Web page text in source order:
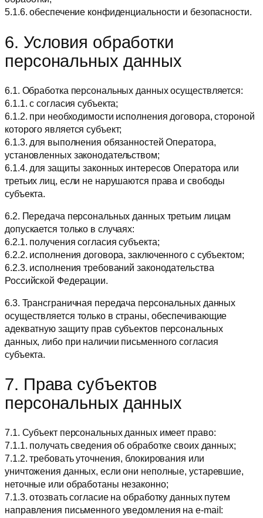
5.1.6. обеспечение конфиденциальности и безопасности.
6. Условия обработки
персональных данных
6.1. Обработка персональных данных осуществляется:
6.1.1. с согласия субъекта;
6.1.2. при необходимости исполнения договора, стороной
которого является субъект;
6.1.3. для выполнения обязанностей Оператора,
установленных законодательством;
6.1.4. для защиты законных интересов Оператора или
третьих лиц, если не нарушаются права и свободы
субъекта.
6.2. Передача персональных данных третьим лицам
допускается только в случаях:
6.2.1. получения согласия субъекта;
6.2.2. исполнения договора, заключенного с субъектом;
6.2.3. исполнения требований законодательства
Российской Федерации.
6.3. Трансграничная передача персональных данных
осуществляется только в страны, обеспечивающие
адекватную защиту прав субъектов персональных
данных, либо при наличии письменного согласия
субъекта.
7. Права субъектов
персональных данных
7.1. Субъект персональных данных имеет право:
7.1.1. получать сведения об обработке своих данных;
7.1.2. требовать уточнения, блокирования или
уничтожения данных, если они неполные, устаревшие,
неточные или обработаны незаконно;
7.1.3. отозвать согласие на обработку данных путем
направления письменного уведомления на e-mail: